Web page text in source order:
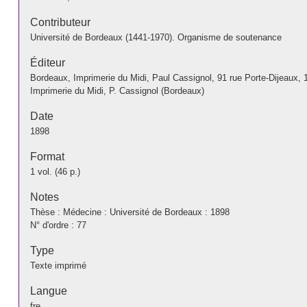
Contributeur
Université de Bordeaux (1441-1970). Organisme de soutenance
Éditeur
Bordeaux, Imprimerie du Midi, Paul Cassignol, 91 rue Porte-Dijeaux,
Imprimerie du Midi, P. Cassignol (Bordeaux)
Date
1898
Format
1 vol. (46 p.)
Notes
Thèse : Médecine : Université de Bordeaux : 1898
N° d'ordre : 77
Type
Texte imprimé
Langue